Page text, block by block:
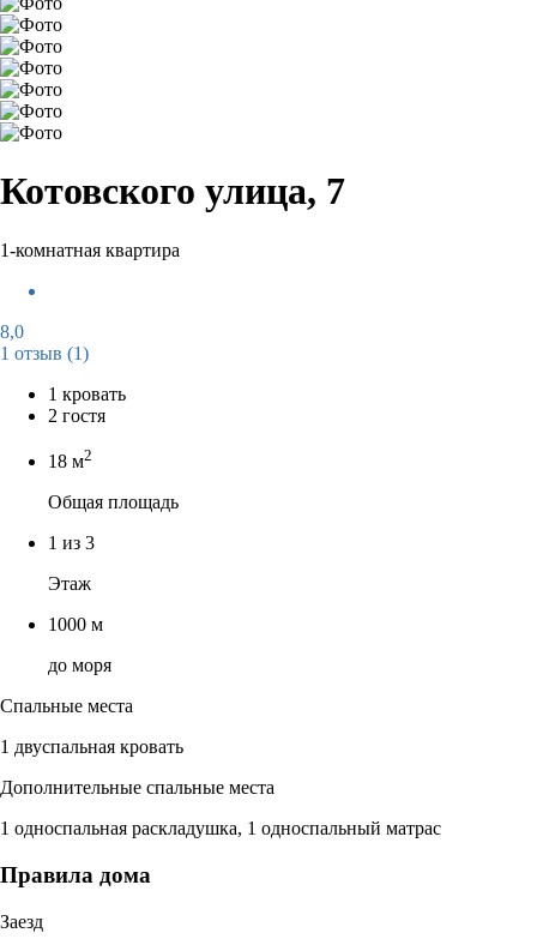
Котовского улица, 7
1-комнатная квартира
8,0
1 отзыв (1)
1 кровать
2 гостя
18 м2
Общая площадь
1 из 3
Этаж
1000 м
до моря
Спальные места
1 двуспальная кровать
Дополнительные спальные места
1 односпальная раскладушка, 1 односпальный матрас
Правила дома
Заезд